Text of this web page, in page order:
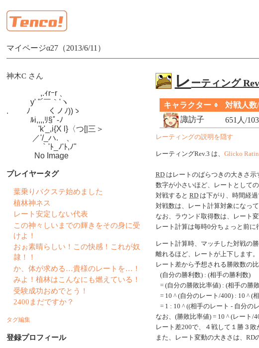
マイページα27（2013/6/11）
レーティング
キャラクター 対戦人数
諏訪子 651人/
レーティングの説明を隠す
レーティングRev.3 は、Glicko
RD はレートのばらつきの大きさ示
数字が小さいほど、レートとして
対戦するとRD は下がり、時間経
対戦数は、レート計算対象になっ
なお、ラウンド取得数は、レート
レート計算は毎時0分ちょっと前に
レート計算時、マッチした対戦の
離れるほど、レートが上下します。
レート差から予想される勝敗数の
(自分の勝利数) : (相手の勝利数)
= (自分の勝敗比率値) : (相手の勝
= 10 ^ (自分のレート/400) : 10 ^ (
= 1 : 10 ^ ((相手のレート - 自分の
なお、(勝敗比率値) = 10 ^ (レート/
レート差200で、４戦して１勝３敗
また、レート変動の大きさは、RD
神木C さん
,.ｨrｰr 、
y' "´￣｀'ヽ
.　　 ﾉ　　 くノﾉ))ゝ
ﾙi,,,,ﾘ§ﾟ-ﾉ
'k'_,i{X l}〈つ[|三＞
／'/_ハ.ゝ、
｀'ﾄ_ﾉ'ﾄ,ﾉ"
No Image
プレイヤータグ
葉乗りバクステ始めました
植林神ネス
レート安定しない代表
この神々しいまでの輝きをその身に受
けよ！
おぉ素晴らしい！この快感！これが奴
隷！！
か、体が求める…貴様のレートを…！
みよ！植林はこんなにも燃えている！
受験成功おめでとう！
2400まだですか？
タグ編集
登録プロフィール